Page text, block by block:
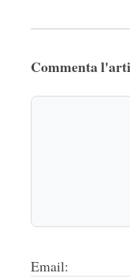
Commenta
Email: